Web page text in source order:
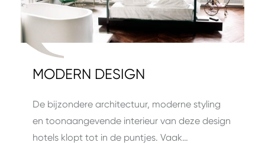
MODERN DESIGN
De bijzondere architectuur, moderne styling
en toonaangevende interieur van deze design
hotels klopt tot in de puntjes. Vaak…